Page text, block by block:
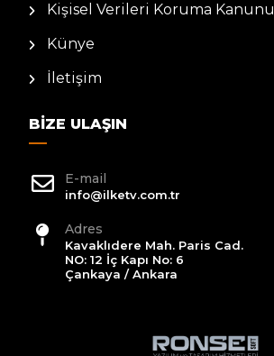
Kişisel Verileri Koruma Kanunu
Künye
İletişim
BIZE ULAŞIN
E-mail
info@ilketv.com.tr
Adres
Kavaklıdere Mah. Paris Cad.
NO: 12 İç Kapı No: 6
Çankaya / Ankara